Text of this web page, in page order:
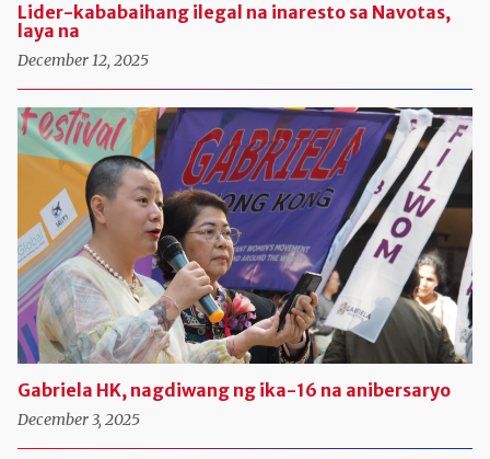
Lider-kababaihang ilegal na inaresto sa Navotas,
laya na
December 12, 2025
Gabriela HK, nagdiwang ng ika-16 na anibersaryo
December 3, 2025